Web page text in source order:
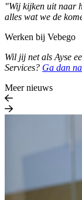
"Wij kijken uit naar
alles wat we de
Werken bij Vebego
Wil jij net als Ayse
Services? Ga dan
Meer nieuws